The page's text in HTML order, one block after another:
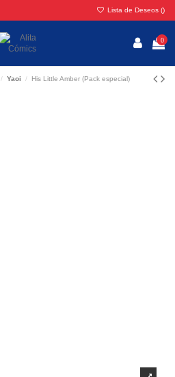
Lista de Deseos ()
0
Yaoi His Little Amber (Pack especial)